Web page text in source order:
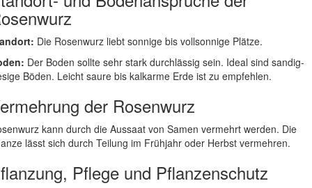
Die Rosenwurz liebt sonnige bis vollsonnige Plätze.
Der Boden sollte sehr stark durchlässig sein. Ideal sind sandig-
Böden. Leicht saure bis kalkarme Erde ist zu empfehlen.
der Rosenwurz
kann durch die Aussaat von Samen vermehrt werden. Die
lässt sich durch Teilung im Frühjahr oder Herbst vermehren.
Pflege und Pflanzenschutz